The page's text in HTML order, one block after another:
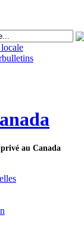
au Canada